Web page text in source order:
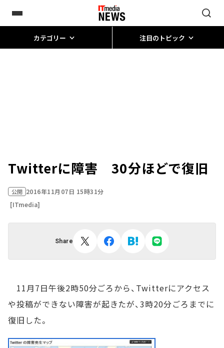
カテゴリー 注目のトピック
Twitterに障害 30分ほどで復旧
公開 2016年11月07日 15時31分
[ITmedia]
Share
11月7日午後2時50分ごろから、Twitterにアクセス
や投稿ができない障害が起きたが、3時20分ごろまでに
復旧した。